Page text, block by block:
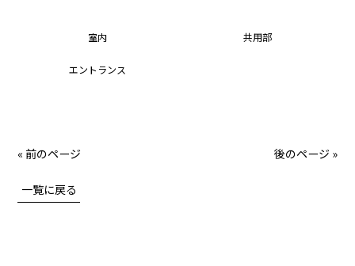
室内 共用部
エントランス
« 前のページ 後のページ »
一覧に戻る